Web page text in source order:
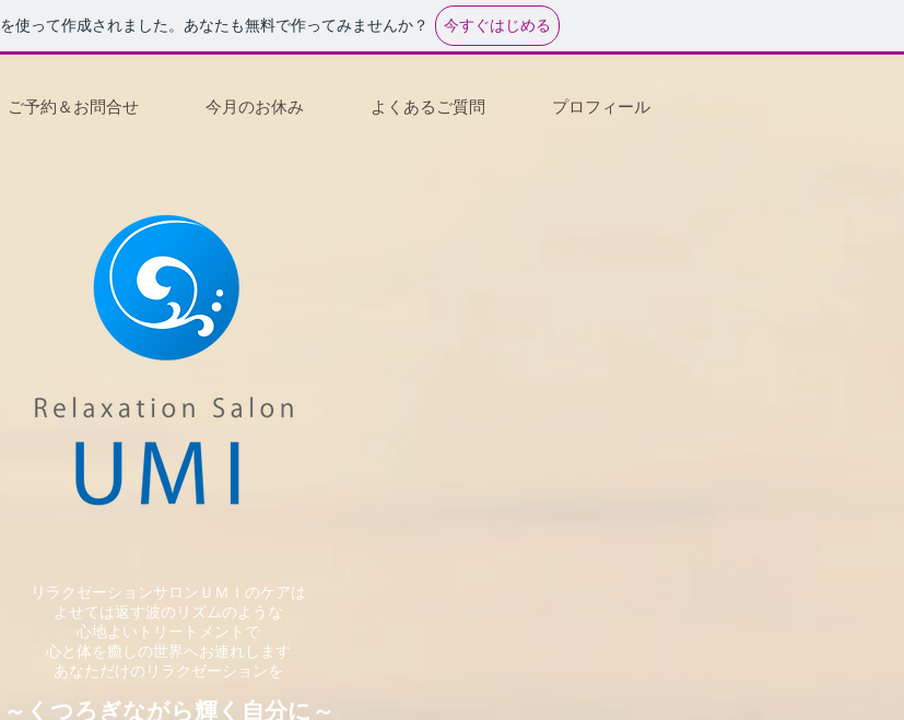
を使って作成されました。あなたも無料で作ってみませんか？ 今すぐはじめる
ご予約＆お問合せ 今月のお休み よくあるご質問 プロフィール
リラクゼーションサロンＵＭＩのケアは
よせては返す波のリズムのような
心地よい トリートメント で
心と体を癒しの世界へお連れします
あなただけのリラクゼーションを
～くつろぎながら輝く自分に～